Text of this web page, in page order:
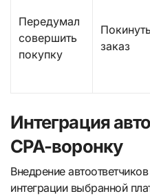
Передумал
совершить
покупку
заказ
Интеграция
CPA-воронку
Внедрение
интеграции выбранной